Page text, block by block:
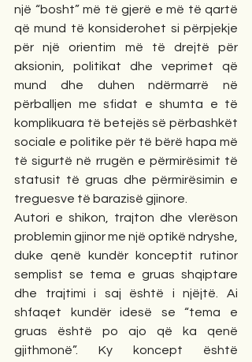
një “bosht” më të gjerë e më të qartë
që mund të konsiderohet si përpjekje
për një orientim më të drejtë për
aksionin, politikat dhe veprimet që
mund dhe duhen ndërmarrë në
përballjen me sfidat e shumta e të
komplikuara të betejës së përbashkët
sociale e politike për të bërë hapa më
të sigurtë në rrugën e përmirësimit të
statusit të gruas dhe përmirësimin e
treguesve të barazisë gjinore.
Autori e shikon, trajton dhe vlerëson
problemin gjinor me një optikë ndryshe,
duke qenë kundër konceptit rutinor
semplist se tema e gruas shqiptare
dhe trajtimi i saj është i njëjtë. Ai
shfaqet kundër idesë se “tema e
gruas është po ajo që ka qenë
gjithmonë”. Ky koncept është